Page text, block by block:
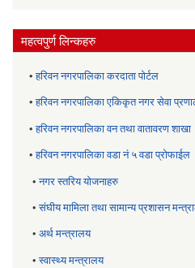
महत्वपुर्ण लिन्कहरु
•हरिवन नगरपालिका करदाता पोर्टल
•हरिवन नगरपालिका एकिकृत नगर सेवा
•हरिवन नगरपालिका वन तथा वातावरण शाखा
•हरिवन नगरपालिका वडा नं ५ वडा प्रोफाईल
•नगर स्तरिय याेजनाहरु
•संघीय मामिला तथा सामान्य प्रशासन
• अर्थ मन्त्रालय
•स्वास्थ्य मन्त्रालय